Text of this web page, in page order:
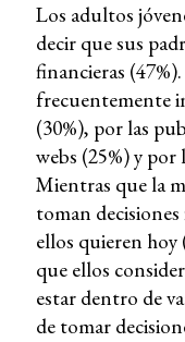
Los adultos
decir que sus
financieras
frecuentemente
(30%), por las
webs (25%) y por
Mientras que la
toman
ellos quieren hoy
que ellos
estar dentro de
de tomar